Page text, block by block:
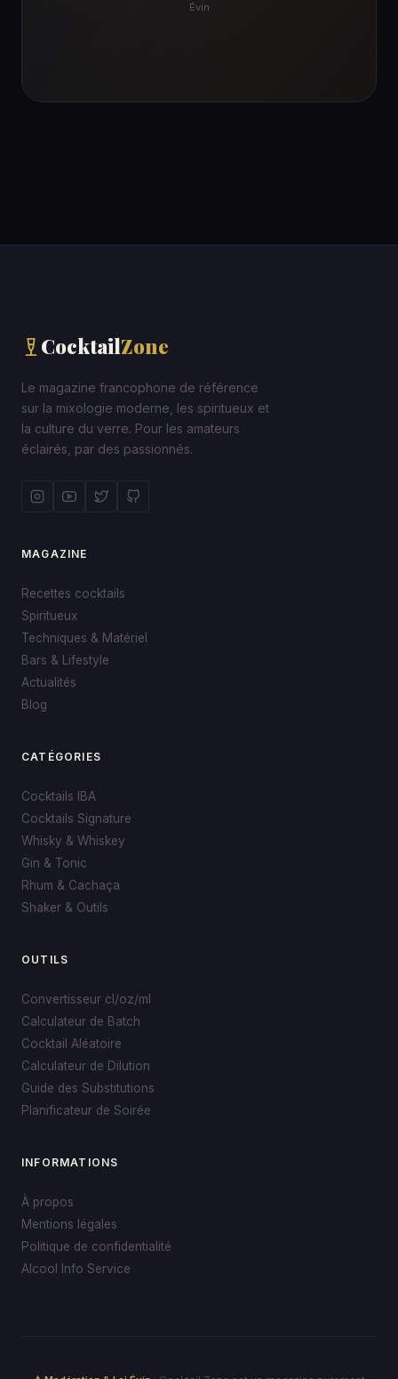
Évin
CocktailZone
Le magazine francophone de référence
sur la mixologie moderne, les spiritueux et
la culture du verre. Pour les amateurs
éclairés, par des passionnés.
MAGAZINE
Recettes cocktails
Spiritueux
Techniques & Matériel
Bars & Lifestyle
Actualités
Blog
CATÉGORIES
Cocktails IBA
Cocktails Signature
Whisky & Whiskey
Gin & Tonic
Rhum & Cachaça
Shaker & Outils
OUTILS
Convertisseur cl/oz/ml
Calculateur de Batch
Cocktail Aléatoire
Calculateur de Dilution
Guide des Substitutions
Planificateur de Soirée
INFORMATIONS
À propos
Mentions légales
Politique de confidentialité
Alcool Info Service